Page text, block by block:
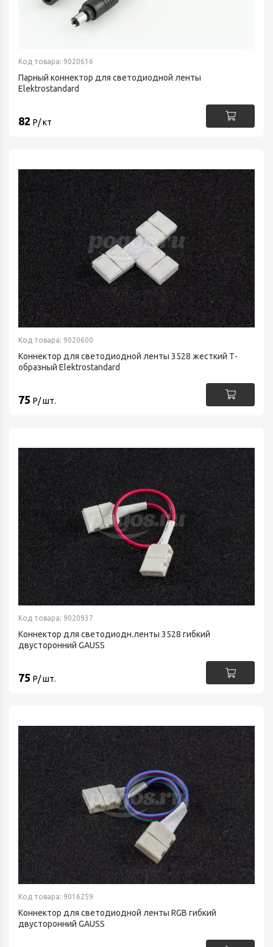
Код товара: 9020616
Парный коннектор для светодиодной ленты
Elektrostandard
82 Р/ кт
Код товара: 9020600
Коннектор для светодиодной ленты 3528 жесткий Т-
образный Elektrostandard
75 Р/ шт.
Код товара: 9020937
Коннектор для светодиодн.ленты 3528 гибкий
двусторонний GAUSS
75 Р/ шт.
Код товара: 9016259
Коннектор для светодиодной ленты RGB гибкий
двусторонний GAUSS